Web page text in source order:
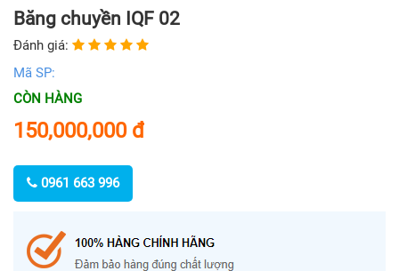
Băng chuyền IQF 02
Đánh giá:
Mã SP:
CÒN HÀNG
150,000,000 đ
0961 663 996